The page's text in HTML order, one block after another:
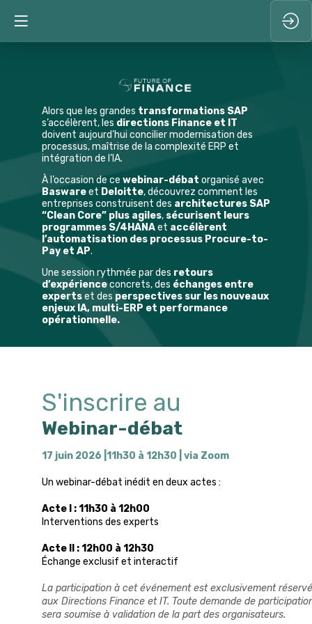
Alors que les grandes transformations SAP
s’accélèrent, les directions Finance et IT
doivent aujourd’hui concilier modernisation des
processus, maîtrise de la complexité ERP et
intégration de l’IA.
À l’occasion de ce webinar-débat organisé avec
Baswareet Deloitte, découvrez comment les
entreprises construisent des architectures SAP
“Clean Core” plus agiles, sécurisent leurs
programmes S/4HANAet accélèrent
l’automatisation des processus Procure-to-
Pay et AP.
Une session rythmée par des retours
d’expérienceconcrets, des échanges entre
expertset des perspectives sur les nouveaux
enjeux IA, multi-ERP et performance
opérationnelle.
S'inscrire au
Webinar-débat
17 juin 2026 11h30 à 12h30 | via Zoom
Un webinar-débat inédit en deux actes :
Acte I : 11h30 à 12h00
Interventions des experts
Acte II : 12h00 à 12h30
Échange exclusif et interactif
La participation à cet événement est exclusivement
aux Directions Finance et IT. Toute demande de
sera soumise à validation de la part des organisateurs.